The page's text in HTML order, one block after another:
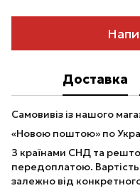
Доставка
Самовивіз із нашого
«Новою поштою» по
З країнами СНД та
передоплатою.
залежно від